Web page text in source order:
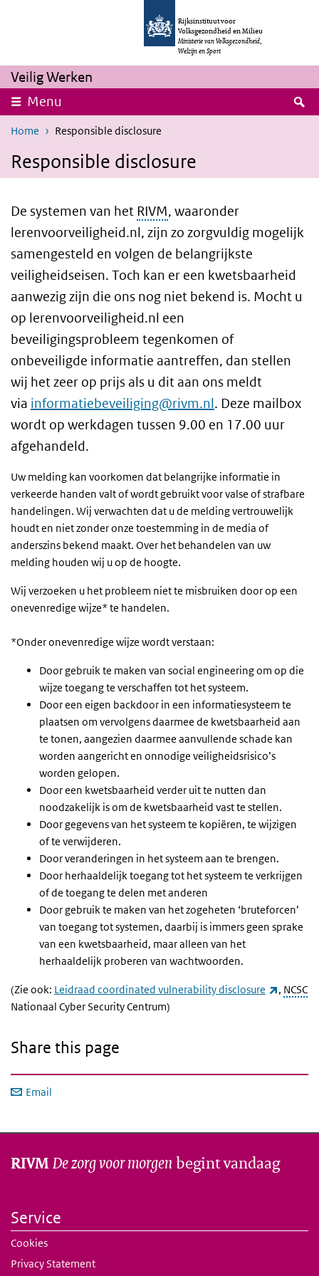
Rijksinstituut voor
Volksgezondheid en Milieu
Ministerie van Volksgezondheid,
Welzijn en Sport
Veilig Werken
Menu
Home Responsible disclosure
Responsible disclosure
De systemen van het RIVM, waaronder
lerenvoorveiligheid.nl, zijn zo zorgvuldig mogelijk
samengesteld en volgen de belangrijkste
veiligheidseisen. Toch kan er een kwetsbaarheid
aanwezig zijn die ons nog niet bekend is. Mocht u
op lerenvoorveiligheid.nl een
beveiligingsprobleem tegenkomen of
onbeveiligde informatie aantreffen, dan stellen
wij het zeer op prijs als u dit aan ons meldt
via informatiebeveiliging@rivm.nl. Deze mailbox
wordt op werkdagen tussen 9.00 en 17.00 uur
afgehandeld.
Uw melding kan voorkomen dat belangrijke informatie in
verkeerde handen valt of wordt gebruikt voor valse of strafbare
handelingen. Wij verwachten dat u de melding vertrouwelijk
houdt en niet zonder onze toestemming in de media of
anderszins bekend maakt. Over het behandelen van uw
melding houden wij u op de hoogte.
Wij verzoeken u het probleem niet te misbruiken door op een
onevenredige wijze* te handelen.
*Onder onevenredige wijze wordt verstaan:
Door gebruik te maken van social engineering om op die
wijze toegang te verschaffen tot het systeem.
Door een eigen backdoor in een informatiesysteem te
plaatsen om vervolgens daarmee de kwetsbaarheid aan
te tonen, aangezien daarmee aanvullende schade kan
worden aangericht en onnodige veiligheidsrisico’s
worden gelopen.
Door een kwetsbaarheid verder uit te nutten dan
noodzakelijk is om de kwetsbaarheid vast te stellen.
Door gegevens van het systeem te kopiëren, te wijzigen
of te verwijderen.
Door veranderingen in het systeem aan te brengen.
Door herhaaldelijk toegang tot het systeem te verkrijgen
of de toegang te delen met anderen
Door gebruik te maken van het zogeheten ‘bruteforcen’
van toegang tot systemen, daarbij is immers geen sprake
van een kwetsbaarheid, maar alleen van het
herhaaldelijk proberen van wachtwoorden.
(Zie ook: Leidraad coordinated vulnerability disclosure (link is
, NCSC
Nationaal Cyber Security Centrum)
Share this page
Email
RIVMDe zorg voor morgen begint vandaag
Service
Cookies
Privacy Statement